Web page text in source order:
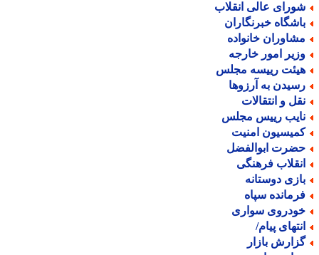
عالی انقلاب
خبرنگاران
خانواده
امور خارجه
رییسه مجلس
به آرزوها
و انتقالات
رییس مجلس
امنیت
ابوالفضل
فرهنگی
دوستانه
سپاه
سواری
پیام/
بازار